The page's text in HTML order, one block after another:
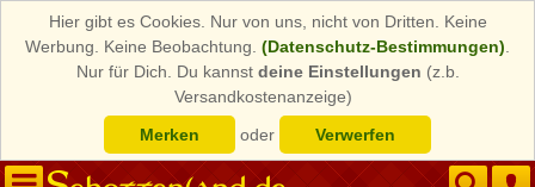
Hier gibt es Cookies. Nur von uns, nicht von Dritten. Keine
Werbung. Keine Beobachtung. (Datenschutz-Bestimmungen)
Nur für Dich. Du kannst deine Einstellungen (z.b.
Versandkostenanzeige)
Merken
oder Verwerfen